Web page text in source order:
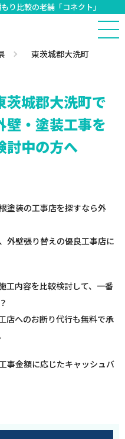
り比較の老舗「コネクト」
東茨城郡大洗町
茨城郡大洗町で
壁・塗装工事を
討中の方へ
塗装の工事店を探すなら外
外壁張り替えの優良工事店に
工内容を比較検討して、一番
店へのお断り代行も無料で承
事金額に応じたキャッシュバ